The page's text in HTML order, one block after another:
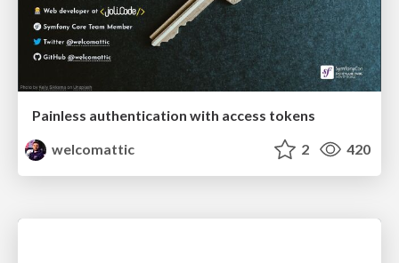
Painless authentication with access tokens
welcomattic
2 420